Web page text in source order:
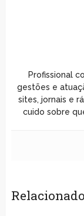
Profissional
gestões e
sites, jornais e
cuido sobre